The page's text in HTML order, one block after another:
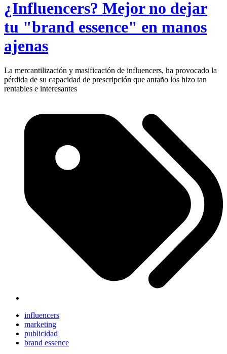
¿Influencers? Mejor no dejar
tu "brand essence" en manos
ajenas
La mercantilización y masificación de influencers, ha provocado la
pérdida de su capacidad de prescripción que antaño los hizo tan
rentables e interesantes
influencers
marketing
publicidad
brand essence